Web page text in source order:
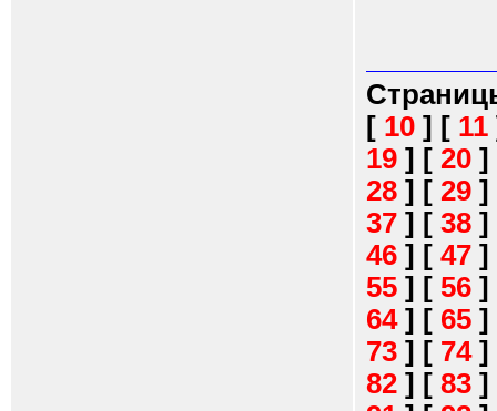
[ 10 ] [ 11
19 ] [ 20 ]
28 ] [ 29 ]
37 ] [ 38 ]
46 ] [ 47 ]
55 ] [ 56 ]
64] [ 65 ]
73 ] [ 74]
82 ] [ 83 ]